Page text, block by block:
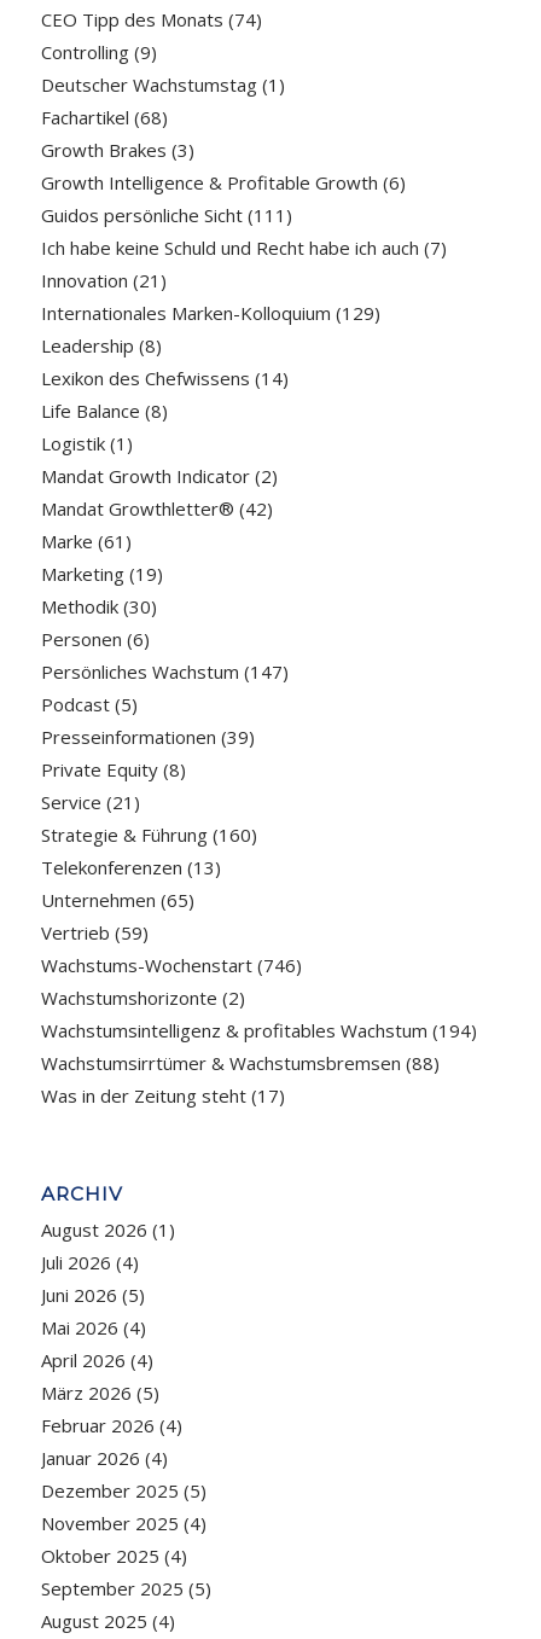
CEO Tipp des Monats (74)
Controlling(9)
Deutscher Wachstumstag(1)
Fachartikel (68)
Growth Brakes (3)
Growth Intelligence & Profitable Growth (6)
Guidos persönliche Sicht(111)
Ich habe keine Schuld und Recht habe ich auch (7)
Innovation (21)
Internationales Marken-Kolloquium (129)
Leadership (8)
Lexikon des Chefwissens (14)
Life Balance (8)
Logistik(1)
Mandat Growth Indicator(2)
Mandat Growthletter® (42)
Marke (61)
Marketing(19)
Methodik(30)
Personen (6)
Persönliches Wachstum (147)
Podcast(5)
Presseinformationen (39)
Private Equity(8)
Service (21)
Strategie & Führung(160)
Telekonferenzen (13)
Unternehmen (65)
Vertrieb (59)
Wachstums-Wochenstart(746)
Wachstumshorizonte (2)
Wachstumsintelligenz & profitables Wachstum (194)
Wachstumsirrtümer & Wachstumsbremsen (88)
Was in der Zeitung steht(17)
ARCHIV
August 2026 (1)
Juli 2026 (4)
Juni 2026 (5)
Mai 2026 (4)
April 2026 (4)
März 2026 (5)
Februar 2026 (4)
Januar 2026 (4)
Dezember 2025 (5)
November 2025 (4)
Oktober 2025 (4)
September 2025 (5)
August 2025 (4)